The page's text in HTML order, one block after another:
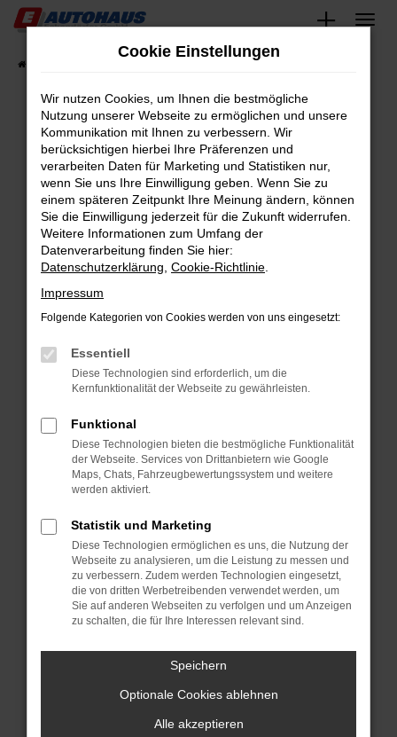
Zum
springen
Fahrzeugsuche
Fehler: Network Error
Beim Laden ist ein Fehler aufgetreten.
Hier sind ein paar Tipps, die dir helfen können:
Überprüfe deine Firewall und deine
Internetverbindung.
Laden andere Webseiten, zum Beispiel deine
Suchmaschine?
Prüfe deine Browsererweiterungen.
können das Laden bestimmter Seiten
verhindern. Funktioniert die Seite in einem
anderen Browser oder in einem privaten
Starte dein Gerät neu.
Das kann manchmal helfen, vorübergehende
Probleme zu beheben.
Betriebssystem auf dem neuesten Stand
sind.
Veraltete Software birgt nicht nur ein
Sicherheitsrisiko, sondern kann auch dazu
führen, dass bestimmte Funktionen nicht mehr
unterstützt werden.
Wende dich an den Webseitenbetreiber.
Wenn du alle oben genannten Schritte versucht
hast, kontaktiere uns bitte. Wir werden
versuchen, das Problem zu beheben. Du kannst
uns diesen Text schicken, um uns bei der
Cookie Einstellungen
Wir nutzen Cookies, um Ihnen die bestmögliche
Nutzung unserer Webseite zu ermöglichen und unsere
Kommunikation mit Ihnen zu verbessern. Wir
berücksichtigen hierbei Ihre Präferenzen und
verarbeiten Daten für Marketing und Statistiken nur,
wenn Sie uns Ihre Einwilligung geben. Wenn Sie zu
einem späteren Zeitpunkt Ihre Meinung ändern, können
Sie die Einwilligung jederzeit für die Zukunft widerrufen.
Weitere Informationen zum Umfang der
Datenverarbeitung finden Sie hier:
Datenschutzerklärung Cookie-Richtlinie
Impressum
Folgende Kategorien von Cookies werden von uns eingesetzt:
Essentiell
Diese Technologien sind erforderlich, um die
Kernfunktionalität der Webseite zu gewährleisten.
Funktional
Diese Technologien bieten die bestmögliche Funktionalität
der Webseite. Services von Drittanbietern wie Google
Maps, Chats, Fahrzeugbewertungssystem und weitere
werden aktiviert.
Statistik und Marketing
Diese Technologien ermöglichen es uns, die Nutzung der
Webseite zu analysieren, um die Leistung zu messen und
zu verbessern. Zudem werden Technologien eingesetzt,
die von dritten Werbetreibenden verwendet werden, um
Sie auf anderen Webseiten zu verfolgen und um Anzeigen
zu schalten, die für Ihre Interessen relevant sind.
Speichern
Optionale Cookies ablehnen
Alle akzeptieren